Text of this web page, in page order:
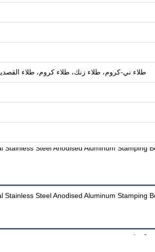
طلاء ني-كروم، طلاء زنك، طلاء كروم، طلاء القصدير،